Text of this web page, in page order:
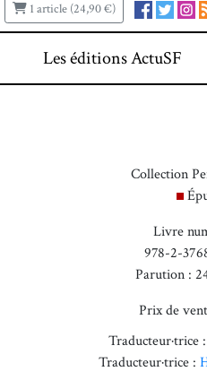
1 article (24,90 €)
Les éditions ActuSF
Collection
Livre
978-2-
Parution :
Prix de
Traducteur·trice :
Traducteur·trice :